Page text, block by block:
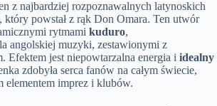
z najbardziej rozpoznawalnych latynoskich
który powstał z rąk Don Omara. Ten utwór
rytmami kuduro,
angolskiej muzyki, zestawionymi z
Efektem jest niepowtarzalna energia i idealny
zdobyła serca fanów na całym świecie,
elementem imprez i klubów.